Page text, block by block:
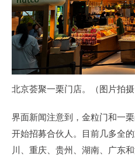
北京荟聚一栗门店。（图片拍
界面新闻注意到，金粒门和一
开始招募合伙人。目前几多全
川、重庆、贵州、湖南、广东